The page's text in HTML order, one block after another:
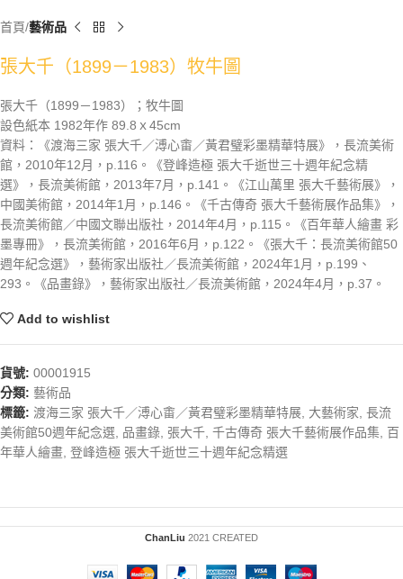
首頁 藝術品
張大千（1899－1983）牧牛圖
張大千（1899－1983）；牧牛圖
設色紙本 1982年作 89.8ｘ45cm
資料：《渡海三家 張大千／溥心畬／黃君璧彩墨精華特展》，長流美術
館，2010年12月，p.116。《登峰造極 張大千逝世三十週年紀念精
選》，長流美術館，2013年7月，p.141。《江山萬里 張大千藝術展》，
中國美術館，2014年1月，p.146。《千古傳奇 張大千藝術展作品集》，
長流美術館／中國文聯出版社，2014年4月，p.115。《百年華人繪畫 彩
墨專冊》，長流美術館，2016年6月，p.122。《張大千：長流美術館50
週年紀念選》，藝術家出版社／長流美術館，2024年1月，p.199、
293。《品畫錄》，藝術家出版社／長流美術館，2024年4月，p.37。
Add to wishlist
貨號: 00001915
分類: 藝術品
標籤: 渡海三家 張大千／溥心畬／黃君璧彩墨精華特展, 大藝術家, 長流
美術館50週年紀念選, 品畫錄, 張大千, 千古傳奇 張大千藝術展作品集, 百
年華人繪畫, 登峰造極 張大千逝世三十週年紀念精選
ChanLiu 2021 CREATED